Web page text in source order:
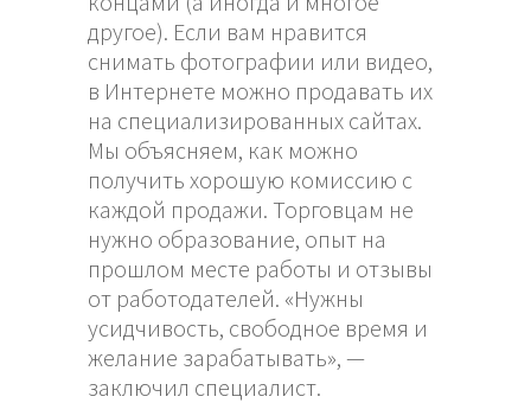
другое). Если вам нравится
снимать фотографии или видео,
в Интернете можно продавать их
на специализированных сайтах.
Мы объясняем, как можно
получить хорошую комиссию с
каждой продажи. Торговцам не
нужно образование, опыт на
прошлом месте работы и отзывы
от работодателей. «Нужны
усидчивость, свободное время и
желание зарабатывать», —
заключил специалист.